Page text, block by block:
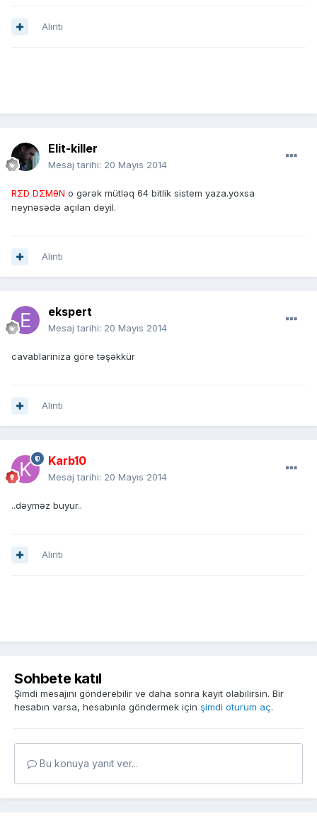
Alıntı
Elit-killer
Mesaj tarihi: 20 Mayıs 2014
RΣD DΣMθN o gərək mütləq 64 bitlik sistem yaza.yoxsa
neynəsədə açılan deyil.
Alıntı
ekspert
Mesaj tarihi: 20 Mayıs 2014
cavablariniza göre təşəkkür
Alıntı
Karb10
Mesaj tarihi: 20 Mayıs 2014
..dəyməz buyur..
Alıntı
Sohbete katıl
Şimdi mesajını gönderebilir ve daha sonra kayıt olabilirsin. Bir
hesabın varsa, hesabınla göndermek için şimdi oturum aç.
Bu konuya yanıt ver...